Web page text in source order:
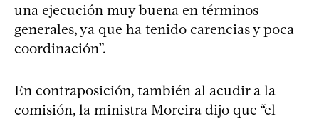
una ejecución muy buena en términos
generales, ya que ha tenido carencias y poca
coordinación”.
En contraposición, también al acudir a la
comisión, la ministra Moreira dijo que “el